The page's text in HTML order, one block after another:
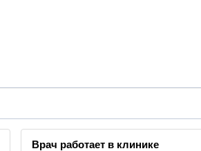
Врач работает в клинике